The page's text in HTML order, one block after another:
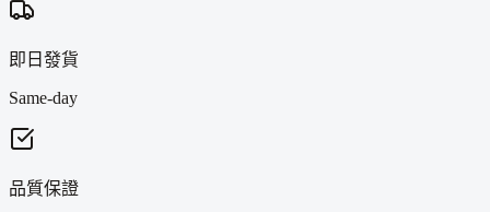
即日發貨
Same-day
品質保證